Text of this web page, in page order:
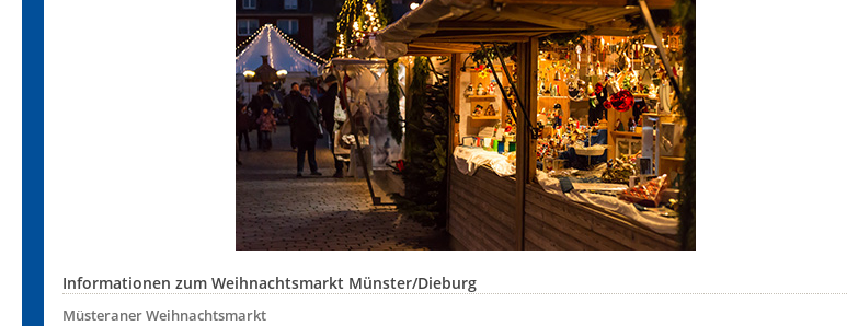
Informationen zum Weihnachtsmarkt Münster/Dieburg
Müsteraner Weihnachtsmarkt